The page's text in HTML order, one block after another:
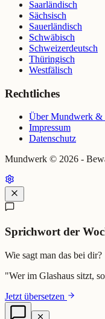
Saarländisch
Sächsisch
Sauerländisch
Schwäbisch
Schweizerdeutsch
Thüringisch
Westfälisch
Rechtliches
Über Mundwerk &
Impressum
Datenschutz
Mundwerk © 2026 -
Sprichwort der
Wie sagt man das bei dir?
"Wer im Glashaus sitzt,
Jetzt übersetzen